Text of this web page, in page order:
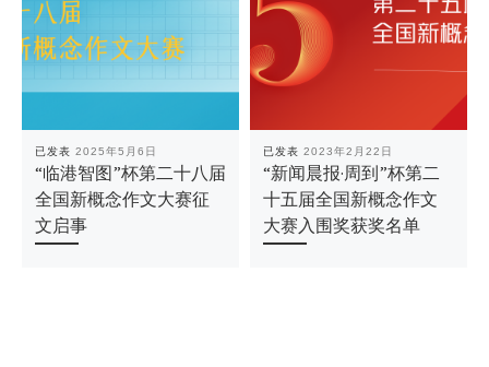
已发表 2025年5月6日
“临港智图”杯第二十八届
全国新概念作文大赛征
文启事
已发表 2023年2月22日
“新闻晨报·周到”杯第二
十五届全国新概念作文
大赛入围奖获奖名单